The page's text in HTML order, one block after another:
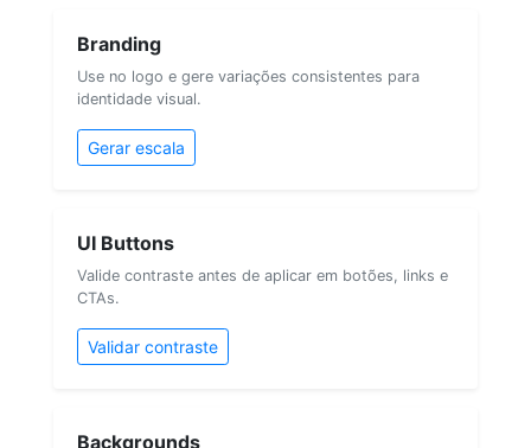
Branding
Use no logo e gere variações consistentes para
identidade visual.
Gerar escala
UI Buttons
Valide contraste antes de aplicar em botões, links e
CTAs.
Validar contraste
Backgrounds